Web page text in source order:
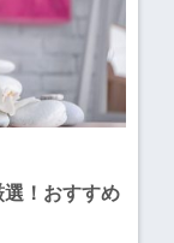
選！おすすめ